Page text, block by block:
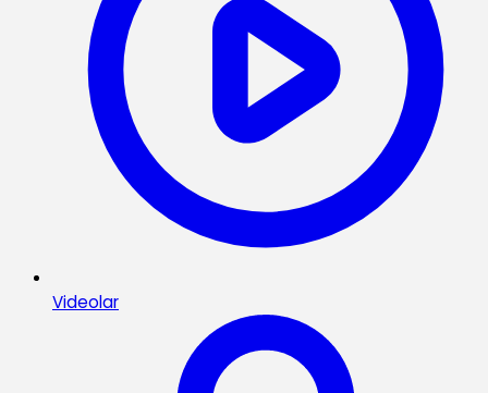
Videolar